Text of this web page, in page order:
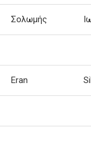
Σολωμής
Eran